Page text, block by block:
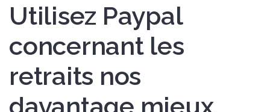
Utilisez Paypal
concernant les
retraits nos